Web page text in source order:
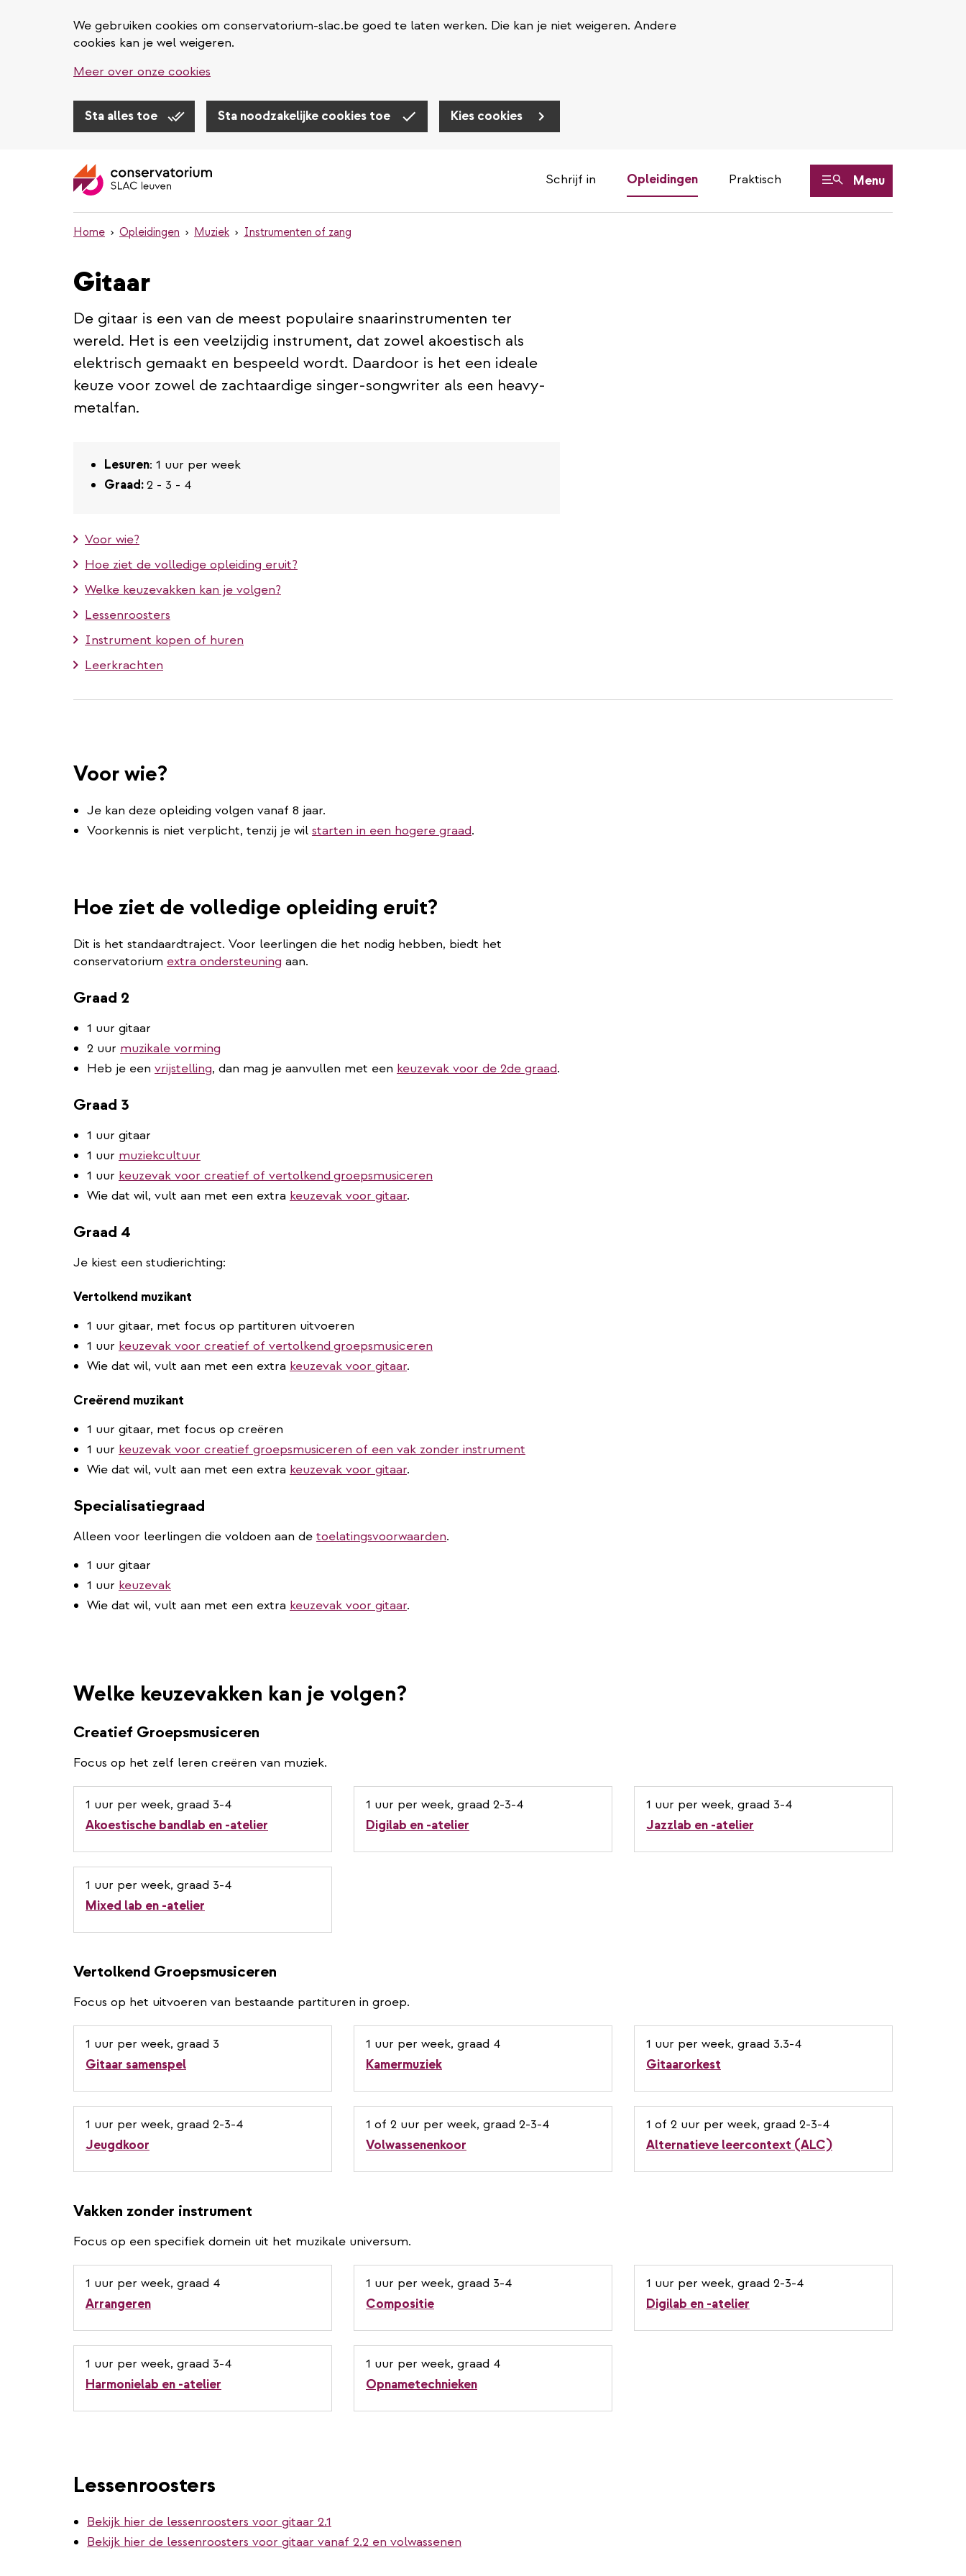
We gebruiken cookies om conservatorium-slac.be goed te laten werken. Die kan je niet weigeren. Andere
cookies kan je wel weigeren.
Meer over onze cookies
Sta alles toe Sta noodzakelijke cookies toe Kies cookies
Schrijf in Opleidingen Praktisch Menu
Home Opleidingen Muziek Instrumenten of zang
Gitaar
De gitaar is een van de meest populaire snaarinstrumenten ter
wereld. Het is een veelzijdig instrument, dat zowel akoestisch als
elektrisch gemaakt en bespeeld wordt. Daardoor is het een ideale
keuze voor zowel de zachtaardige singer-songwriter als een heavy-
metalfan.
Lesuren: 1 uur per week
Graad:2 - 3 - 4
Voor wie?
Hoe ziet de volledige opleiding eruit?
Welke keuzevakken kan je volgen?
Lessenroosters
Instrument kopen of huren
Leerkrachten
Voor wie?
Je kan deze opleiding volgen vanaf 8 jaar.
Voorkennis is niet verplicht, tenzij je wil starten in een hogere graad.
Hoe ziet de volledige opleiding eruit?
Dit is het standaardtraject. Voor leerlingen die het nodig hebben, biedt het
conservatorium extra ondersteuning aan.
Graad 2
1 uur gitaar
2 uur muzikale vorming
Heb je een vrijstelling, dan mag je aanvullen met een keuzevak voor de 2de graad.
Graad 3
1 uur gitaar
1 uur muziekcultuur
1 uur keuzevak voor creatief of vertolkend groepsmusiceren
Wie dat wil, vult aan met een extra keuzevak voor gitaar.
Graad 4
Je kiest een studierichting:
Vertolkend muzikant
1 uur gitaar, met focus op partituren uitvoeren
1 uur keuzevak voor creatief of vertolkend groepsmusiceren
Wie dat wil, vult aan met een extra keuzevak voor gitaar.
Creërend muzikant
1 uur gitaar, met focus op creëren
1 uur keuzevak voor creatief groepsmusiceren of een vak zonder instrument
Wie dat wil, vult aan met een extra keuzevak voor gitaar.
Specialisatiegraad
Alleen voor leerlingen die voldoen aan de toelatingsvoorwaarden.
1 uur gitaar
1 uur keuzevak
Wie dat wil, vult aan met een extra keuzevak voor gitaar.
Welke keuzevakken kan je volgen?
Creatief Groepsmusiceren
Focus op het zelf leren creëren van muziek.
1 uur per week, graad 3-4
Akoestische bandlab en -atelier
1 uur per week, graad 2-3-4
Digilab en -atelier
1 uur per week, graad 3-4
Jazzlab en -atelier
1 uur per week, graad 3-4
Mixed lab en -atelier
Vertolkend Groepsmusiceren
Focus op het uitvoeren van bestaande partituren in groep.
1 uur per week, graad 3
Gitaar samenspel
1 uur per week, graad 4
Kamermuziek
1 uur per week, graad 3.3-4
Gitaarorkest
1 uur per week, graad 2-3-4
Jeugdkoor
1 of 2 uur per week, graad 2-3-4
Volwassenenkoor
1 of 2 uur per week, graad 2-3-4
Alternatieve leercontext (ALC)
Vakken zonder instrument
Focus op een specifiek domein uit het muzikale universum.
1 uur per week, graad 4
Arrangeren
1 uur per week, graad 3-4
Compositie
1 uur per week, graad 2-3-4
Digilab en -atelier
1 uur per week, graad 3-4
Harmonielab en -atelier
1 uur per week, graad 4
Opnametechnieken
Lessenroosters
Bekijk hier de lessenroosters voor gitaar 2.1
Bekijk hier de lessenroosters voor gitaar vanaf 2.2 en volwassenen